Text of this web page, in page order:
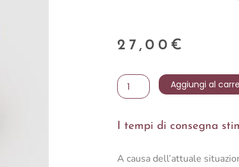
27,00 €
SCATOLA
PORTAGIOIE
H16
Aggiungi al
I tempi di consegna
A causa dell’attuale